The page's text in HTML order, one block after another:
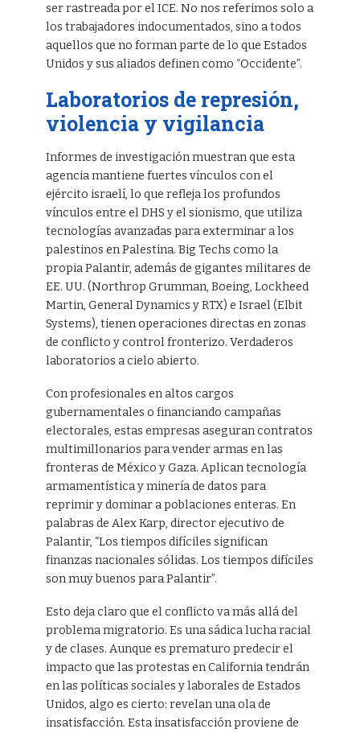
ser rastreada por el ICE. No nos referimos solo a
los trabajadores indocumentados, sino a todos
aquellos que no forman parte de lo que Estados
Unidos y sus aliados definen como “Occidente”.
Laboratorios de represión,
violencia y vigilancia
Informes de investigación muestran que esta
agencia mantiene fuertes vínculos con el
ejército israelí, lo que refleja los profundos
vínculos entre el DHS y el sionismo, que utiliza
tecnologías avanzadas para exterminar a los
palestinos en Palestina. Big Techs como la
propia Palantir, además de gigantes militares de
EE. UU. (Northrop Grumman, Boeing, Lockheed
Martin, General Dynamics y RTX) e Israel (Elbit
Systems), tienen operaciones directas en zonas
de conflicto y control fronterizo. Verdaderos
laboratorios a cielo abierto.
Con profesionales en altos cargos
gubernamentales o financiando campañas
electorales, estas empresas aseguran contratos
multimillonarios para vender armas en las
fronteras de México y Gaza. Aplican tecnología
armamentística y minería de datos para
reprimir y dominar a poblaciones enteras. En
palabras de Alex Karp, director ejecutivo de
Palantir, “Los tiempos difíciles significan
finanzas nacionales sólidas. Los tiempos difíciles
son muy buenos para Palantir”.
Esto deja claro que el conflicto va más allá del
problema migratorio. Es una sádica lucha racial
y de clases. Aunque es prematuro predecir el
impacto que las protestas en California tendrán
en las políticas sociales y laborales de Estados
Unidos, algo es cierto: revelan una ola de
insatisfacción. Esta insatisfacción proviene de